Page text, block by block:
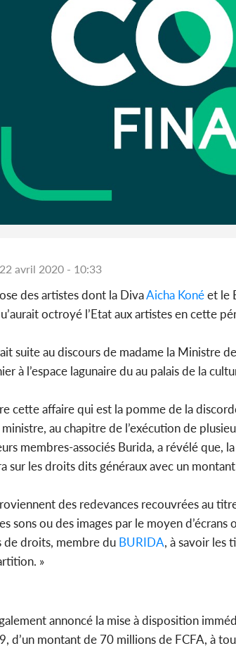
avril 2020 - 10:33
des artistes dont la DivaAicha Konéet le
octroyé l’Etat aux artistes en cette
suite au discours de madame la Ministre
à l’espace lagunaire du au palais de la
cette affaire qui est la pomme de la
au chapitre de l’exécution de
membres-associés Burida, a révélé
les droits dits généraux avec un
des redevances recouvrées au
sons ou des images par le moyen
de droits, membre du BURIDA, à savoir les
»
annoncé la mise à disposition
d’un montant de 70 millions de FCFA, à